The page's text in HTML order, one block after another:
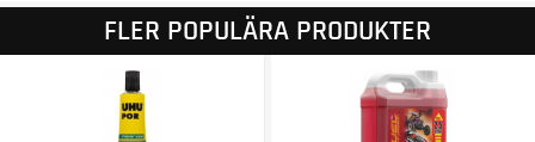
FLER POPULÄRA PRODUKTER